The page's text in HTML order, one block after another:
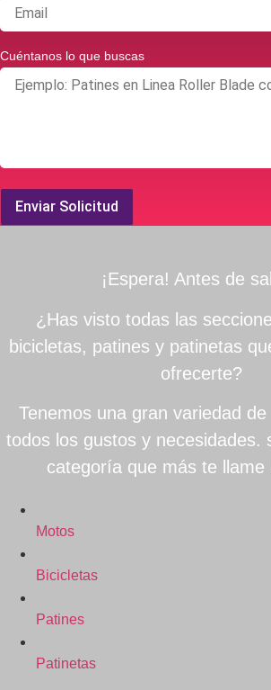
Cuéntanos lo que buscas
Enviar Solicitud
¡Espera! Antes de
¿Has visto todas las
bicicletas, patines y patinetas
ofrecerte?
Tenemos una gran variedad
todos los gustos y necesidades.
categoría que más te llame
Motos
Bicicletas
Patines
Patinetas